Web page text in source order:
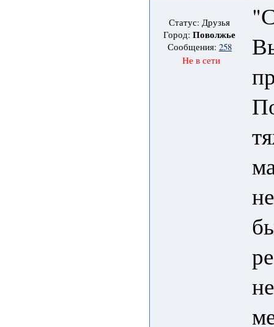
Статус: Друзья
Город:Поволжье
Сообщения: 258
Не в сети